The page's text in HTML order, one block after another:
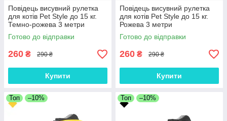
Повідець висувний рулетка
для котів Pet Style до 15 кг.
Темно-рожева 3 метри
Готово до відправки
260 ₴ 290 ₴
Купити
Повідець висувний рулетка
для котів Pet Style до 15 кг.
Рожева 3 метри
Готово до відправки
260 ₴ 290 ₴
Купити
Топ –10% Топ –10%